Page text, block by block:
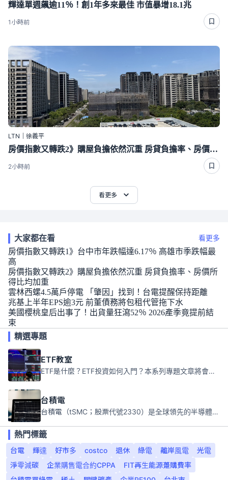
輝達單週飆逾11％！創1年多來最佳 市值暴增18.1兆
1小時前
LTN｜徐義平
房價指數又轉跌2》購屋負擔依然沉重 房貸負擔率、房價所得比均加重
2小時前
看更多
大家都在看 看更多
房價指數又轉跌1》台中市年跌幅達6.17％ 高雄市季跌幅最
高
房價指數又轉跌2》購屋負擔依然沉重 房貸負擔率、房價所
得比均加重
雲林西螺4.5萬戶停電 「肇因」找到！台電提醒保持距離
兆基上半年EPS逾3元 前董債務將包租代管拖下水
美國櫻桃皇后出事了！出貨量狂瀉52％ 2026產季竟提前結
束
精選專題
ETF教室
ETF是什麼？ETF投資如何入門？本系列專題文章將會告訴你新手必須知道的ETF基礎知識。
台積電
台積電（tSMC；股票代號2330）是全球領先的半導體代工公司，成立於1987年，總部位於台灣新竹。且已於美國、日本、德國及中國設廠，台積電是全球首家專業積體電路製造服務公司，也是全球最先進和最大規模的半導體代工廠。
熱門標籤
台電
輝達 好市多 costco 退休 綠電 離岸風電
光電
淨零減碳
企業購售電合約CPPA
FIT再生能源躉購費率